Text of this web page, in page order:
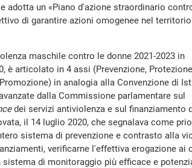
adotta un «Piano d'azione straordinario
di garantire azioni omogenee nel territorio
maschile contro le donne 2021-2023 in
è articolato in 4 assi (Prevenzione,
in analogia alla Convenzione di
dalla Commissione parlamentare sul
dei servizi antiviolenza e sul finanziamento
il 14 luglio 2020, che segnalava come
sistema di prevenzione e contrasto alla
verificarne l'effettiva erogazione ai
di monitoraggio più efficace e